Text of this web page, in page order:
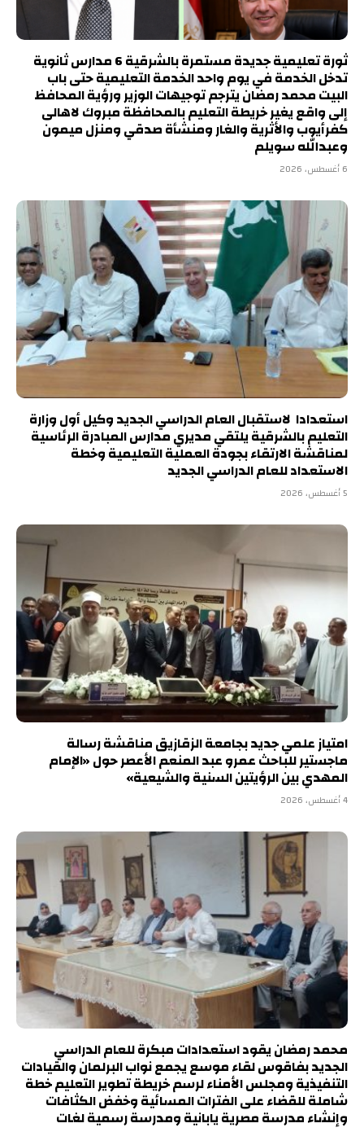
ثورة تعليمية جديدة مستمرة بالشرقية 6 مدارس ثانوية
تدخل الخدمة في يوم واحد الخدمة التعليمية حتى باب
البيت محمد رمضان يترجم توجيهات الوزير ورؤية المحافظ
إلى واقع يغير خريطة التعليم بالمحافظة مبروك لاهالى
كفرأيوب والأثرية والغار ومنشأة صدقي ومنزل ميمون
وعبدالله سويلم
6 أغسطس، 2026
استعدادا لاستقبال العام الدراسي الجديد وكيل أول وزارة
التعليم بالشرقية يلتقي مديري مدارس المبادرة الرئاسية
لمناقشة الارتقاء بجودة العملية التعليمية وخطة
الاستعداد للعام الدراسي الجديد
5 أغسطس، 2026
امتياز علمي جديد بجامعة الزقازيق مناقشة رسالة
ماجستير للباحث عمرو عبد المنعم الأعصر حول «الإمام
المهدي بين الرؤيتين السنية والشيعية»
4 أغسطس، 2026
محمد رمضان يقود استعدادات مبكرة للعام الدراسي
الجديد بفاقوس لقاء موسع يجمع نواب البرلمان والقيادات
التنفيذية ومجلس الأمناء لرسم خريطة تطوير التعليم خطة
شاملة للقضاء على الفترات المسائية وخفض الكثافات
وإنشاء مدرسة مصرية يابانية ومدرسة رسمية لغات